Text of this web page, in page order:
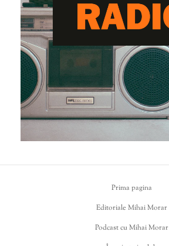
Prima pagina
Editoriale Mihai Morar
Podcast cu Mihai Morar